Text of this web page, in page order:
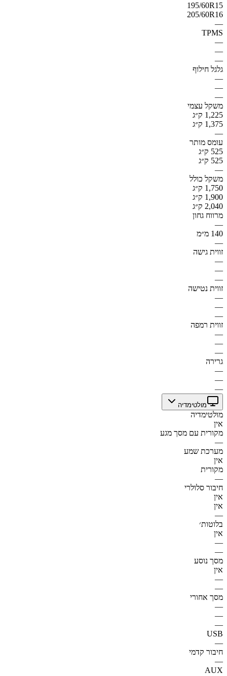
195/60R15
205/60R16
—
TPMS
—
—
—
גלגל חילוף
—
—
—
משקל עצמי
1,225 ק״ג
1,375 ק״ג
—
עומס מותר
525 ק״ג
525 ק״ג
—
משקל כולל
1,750 ק״ג
1,900 ק״ג
2,040 ק״ג
מרווח גחון
—
140 מ״מ
—
זווית גישה
—
—
—
זווית נטישה
—
—
—
זווית רמפה
—
—
—
גרירה
—
—
—
מולטימדיה
מולטימדיה
אין
מקורית עם מסך מגע
—
מערכת שמע
אין
מקורית
—
חיבור סלולרי
אין
אין
—
בלוטות׳
אין
—
—
מסך נוסע
אין
—
—
מסך אחורי
—
—
—
USB
—
חיבור קדמי
—
AUX